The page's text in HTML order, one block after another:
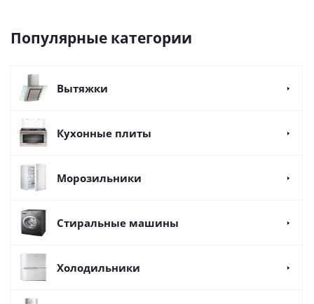
Популярные категории
Вытяжки
Кухонные плиты
Морозильники
Стиральные машины
Холодильники